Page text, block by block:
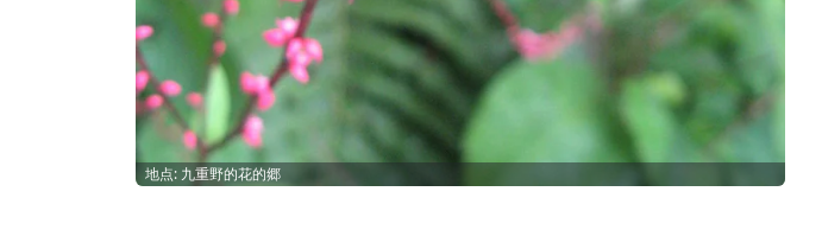
地点: 九重野的花的郷